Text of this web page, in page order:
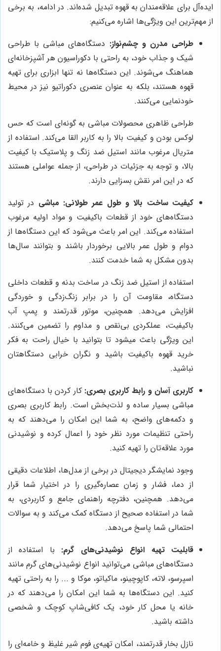
ایده‌آل برای علاقه‌مندان به قهوه تبدیل شده‌اند. در ادامه، به برخی
از مهم‌ترین این ویژگی‌ها اشاره می‌کنیم:
طراحی مدرن و چشم‌نواز: دستگاه‌های مباشی با طراحی
شیک و جذاب خود، به راحتی با دکوراسیون هر آشپزخانه‌ای
هماهنگ می‌شوند. این دستگاه‌ها نه تنها ابزاری برای تهیه
قهوه هستند، بلکه به عنوان عنصری دکوراتیو نیز در محیط
خودنمایی می‌کنند.
طراحی ظاهری محصولات مباشی به گونه‌ای است که حس
لوکس بودن و کیفیت بالا را به کاربر القا می‌کند. استفاده از
متریال مرغوب مانند استیل ضد زنگ و پلاستیک با کیفیت
بالا، و توجه به جزئیات در طراحی، از جمله عواملی هستند
که در این امر نقش بسزایی دارند.
کیفیت ساخت بالا و طول عمر طولانی: مباشی در تولید
دستگاه‌های خود از قطعات باکیفیت و مواد اولیه مرغوب
استفاده می‌کند. این امر باعث می‌شود که این دستگاه‌ها از
دوام و طول عمر بالایی برخوردار باشند و بتوانند سال‌ها
بدون مشکل به شما خدمت کنند.
استفاده از استیل ضد زنگ در ساخت بدنه و قطعات داخلی
دستگاه، مقاومت آن را در برابر زنگ‌زدگی و خوردگی
افزایش می‌دهد. همچنین، موتور قدرتمند و پمپ آب
باکیفیت، عملکردی بی‌نقص و مداوم را تضمین می‌کنند.
این ویژگی باعث میشود تا بتوانید با خیال راحت به فکر
خرید قهوه باکیفیت باشید و نگران خرابی دستگاهتان
نباشید.
کاربری آسان و رابط کاربری بصری: کار کردن با دستگاه‌های
مباشی بسیار ساده و لذت‌بخش است. رابط کاربری بصری
و دکمه‌های واضح، به شما این امکان را می‌دهند که به
راحتی تنظیمات مورد نظر خود را اعمال کرده و نوشیدنی
مورد علاقه‌تان را تهیه کنید.
وجود نمایشگر دیجیتال در برخی از مدل‌ها، اطلاعات دقیقی
از دما، فشار و زمان عصاره‌گیری را در اختیار شما قرار
می‌دهد. همچنین، دفترچه راهنمای جامع و کاربردی، به
شما در استفاده صحیح از دستگاه کمک می‌کند و به سوالات
احتمالی شما پاسخ می‌دهد.
قابلیت تهیه انواع نوشیدنی‌های گرم: با استفاده از
دستگاه‌های مباشی می‌توانید انواع نوشیدنی‌های گرم مانند
اسپرسو، لاته، کاپوچینو، ماکیاتو، موکا و ... را به راحتی تهیه
کنید. این دستگاه‌ها به شما این امکان را می‌دهند که در
خانه یا محل کار خود، یک کافی‌شاپ کوچک و شخصی
داشته باشید.
نازل بخار قدرتمند، امکان تهیه‌ی فوم شیر غلیظ و خامه‌ای را